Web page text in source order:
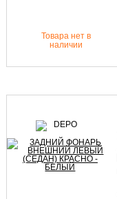
Товара нет в
наличии